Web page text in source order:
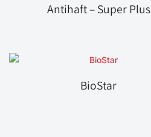
Antihaft – Super Plus
BioStar